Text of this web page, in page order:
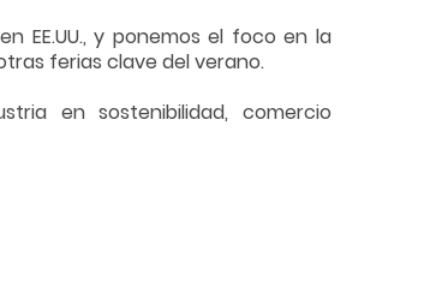
EE.UU., y ponemos el foco en la
ferias clave del verano.
en sostenibilidad, comercio